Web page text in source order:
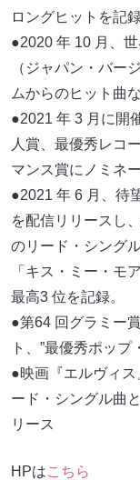
ロングヒットを記録
●2020 年 10 ⽉、
（ジャパン・バー
ムからのヒット曲
●2021 年 3 ⽉に開
⼈賞、最優秀レコ
マンス賞にノミネ
●2021 年 6 ⽉、待
を配信リリースし
のリード・シング
「キス・ミー・モ
最⾼3 位を記録。
●第64 回グラミー
ト、”最優秀ポップ
●映画『エルヴィ
ード・シングル曲
リース
HPはこちら